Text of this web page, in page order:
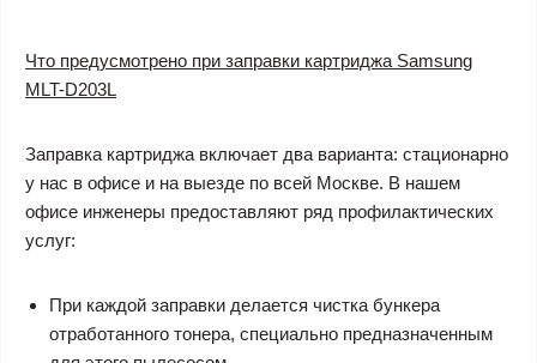
Что предусмотрено при заправки картриджа Samsung
MLT-D203L
Заправка картриджа включает два варианта: стационарно
у нас в офисе и на выезде по всей Москве. В нашем
офисе инженеры предоставляют ряд профилактических
услуг:
При каждой заправки делается чистка бункера
отработанного тонера, специально предназначенным